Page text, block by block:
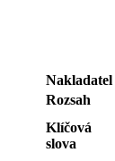
Nakladatel
Rozsah
Klíčová
slova